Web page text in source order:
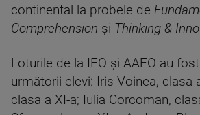
continental la probele de
Comprehension și Thinking &
Loturile de la IEO și AAEO au
următorii elevi: Iris Voinea, clasa
clasa a XI-a; Iulia Corcoman,